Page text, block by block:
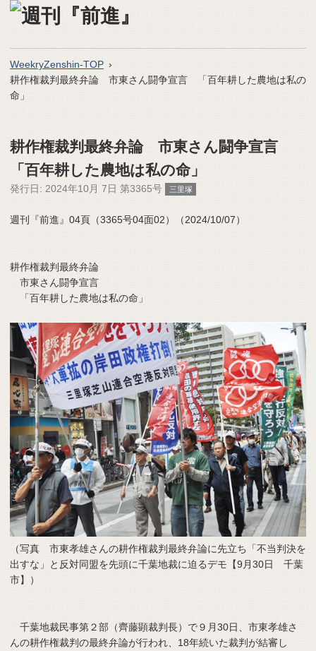
WeekryZenshin-TOP
耕作権裁判最終弁論 市東さん闘争宣言 「百年耕した農地は私の
命」
耕作権裁判最終弁論 市東さん闘争宣言
「百年耕した農地は私の命」
発行日: 2024年10月 7日 第3365号 三里塚
週刊『前進』04頁（3365号04面02）（2024/10/07）
耕作権裁判最終弁論
市東さん闘争宣言
「百年耕した農地は私の命」
（写真 市東孝雄さんの耕作権裁判最終弁論に先立ち「不当判決を
出すな」と反対同盟を先頭に千葉地裁に迫るデモ【9月30日 千葉
市】）
千葉地裁民事第２部（齊藤顕裁判長）で９月30日、市東孝雄さ
んの耕作権裁判の最終弁論が行われ、18年続いた裁判が結審し